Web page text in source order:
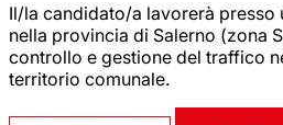
Il/la candidato/a lavorerà presso
nella provincia di Salerno (zona
controllo e gestione del traffico
territorio comunale.